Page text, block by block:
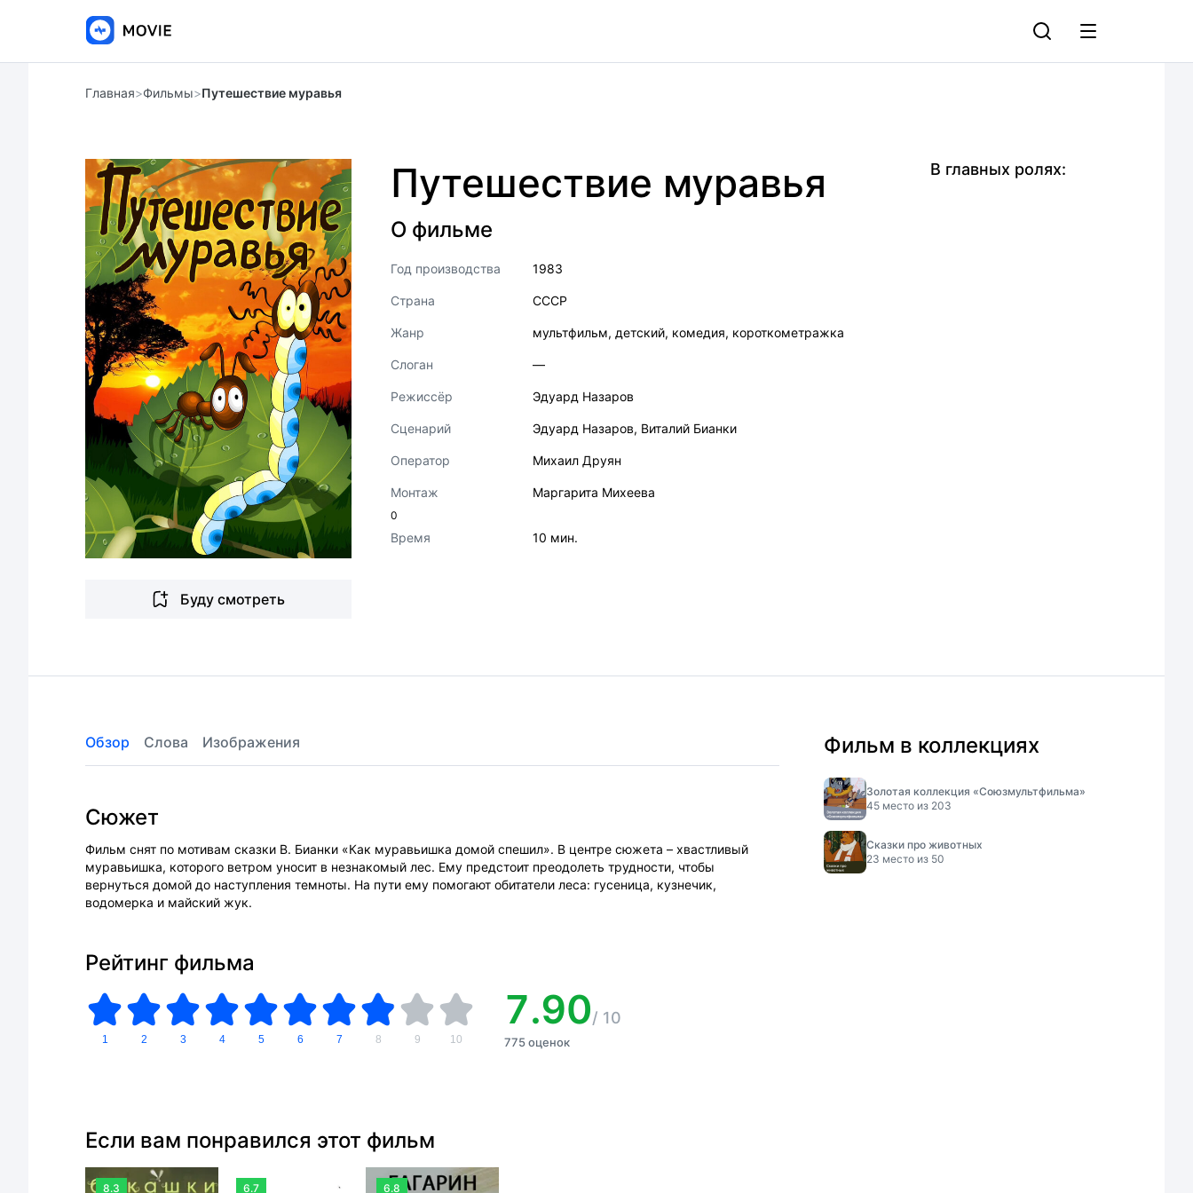
Главная>Фильмы>Путешествие муравья
Буду смотреть
Путешествие муравья
О фильме
Год производства 1983
Страна СССР
Жанр мультфильм, детский, комедия, короткометражка
Слоган —
Режиссёр Эдуард Назаров
Сценарий Эдуард Назаров, Виталий Бианки
Оператор Михаил Друян
Монтаж Маргарита Михеева
0
Время 10 мин.
В главных ролях:
Обзор Слова Изображения
Сюжет
Фильм снят по мотивам сказки В. Бианки «Как муравьишка домой спешил». В центре сюжета – хвастливый
муравьишка, которого ветром уносит в незнакомый лес. Ему предстоит преодолеть трудности, чтобы
вернуться домой до наступления темноты. На пути ему помогают обитатели леса: гусеница, кузнечик,
водомерка и майский жук.
Рейтинг фильма
1 2 3 4 5 6 7 8 9 10
7.90/ 10
775 оценок
Если вам понравился этот фильм
8.3 6.7 6.8
Фильм в коллекциях
Золотая коллекция «Союзмультфильма»
45 место из 203
Сказки про животных
23 место из 50